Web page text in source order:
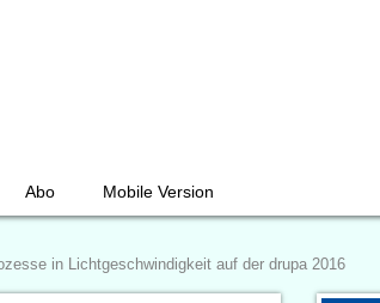
Abo Mobile Version
in Lichtgeschwindigkeit auf der drupa 2016